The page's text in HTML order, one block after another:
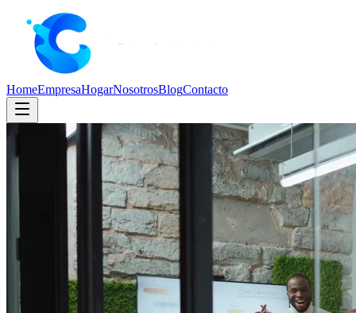
HomeEmpresaHogarNosotrosBlogContacto